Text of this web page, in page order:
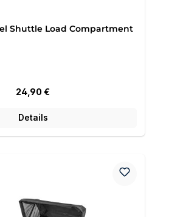
Shuttle Load Compartment
Regulärer Preis:
24,90 €
Details